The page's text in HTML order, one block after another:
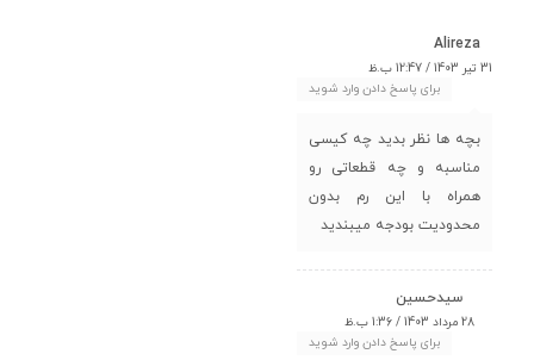
Alireza
31 تیر 1403 / 12:47 ب.ظ
برای پاسخ دادن وارد شوید
بچه ها نظر بدید چه کیسی
مناسبه و چه قطعاتی رو
همراه با این رم بدون
محدودیت بودجه میبندید
سیدحسین
28 مرداد 1403 / 1:36 ب.ظ
برای پاسخ دادن وارد شوید